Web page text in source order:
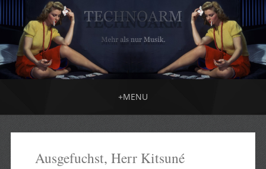
+MENU
Ausgefuchst, Herr Kitsuné